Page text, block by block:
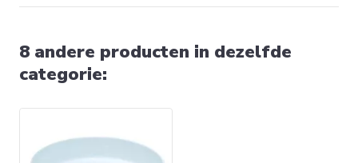
8 andere producten in dezelfde
categorie: